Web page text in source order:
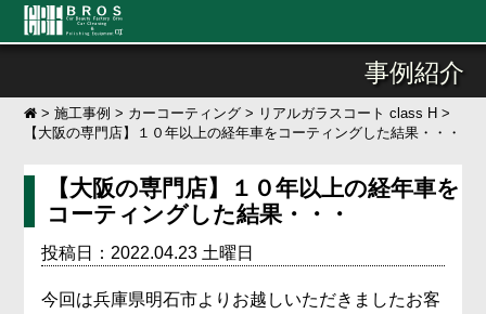
事例紹介
>施工事例 > カーコーティング > リアルガラスコート class H >
【大阪の専門店】１０年以上の経年車をコーティングした結果・・・
【大阪の専門店】１０年以上の経年車を
コーティングした結果・・・
投稿日：2022.04.23 土曜日
今回は兵庫県明石市よりお越しいただきましたお客